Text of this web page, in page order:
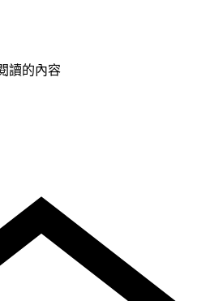
讀的內容